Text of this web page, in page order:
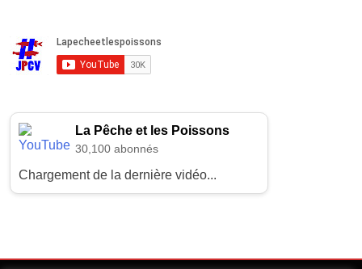
La Pêche et les Poissons
30,100 abonnés
Chargement de la dernière vidéo...